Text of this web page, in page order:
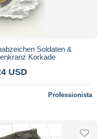
Soldaten &
Korkade
USD
Professionista